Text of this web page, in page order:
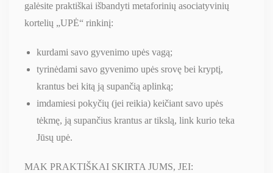
galėsite praktiškai išbandyti metaforinių asociatyvinių
kortelių „UPĖ“ rinkinį:
kurdami savo gyvenimo upės vagą;
tyrinėdami savo gyvenimo upės srovę bei kryptį,
krantus bei kitą ją supančią aplinką;
imdamiesi pokyčių (jei reikia) keičiant savo upės
tėkmę, ją supančius krantus ar tikslą, link kurio teka
Jūsų upė.
MAK PRAKTIŠKAI SKIRTA JUMS, JEI: